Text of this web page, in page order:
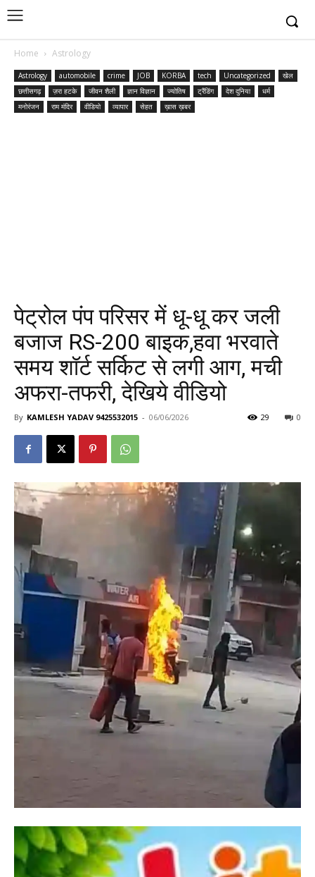
Home Astrology
Astrology automobile crime JOB KORBA tech Uncategorized
खेल
छत्तीसगढ़
ज़रा हटके जीवन शैली ज्ञान विज्ञान ज्योतिष ट्रैंडिंग देश दुनिया
धर्म
मनोरंजन
राम मंदिर वीडियो व्यापार सेहत ख़ास ख़बर
पेट्रोल पंप परिसर में धू-धू कर जली
बजाज RS-200 बाइक,हवा भरवाते
समय शॉर्ट सर्किट से लगी आग, मची
अफरा-तफरी, देखिये वीडियो
By KAMLESH YADAV 9425532015 - 06/06/2026 0
29